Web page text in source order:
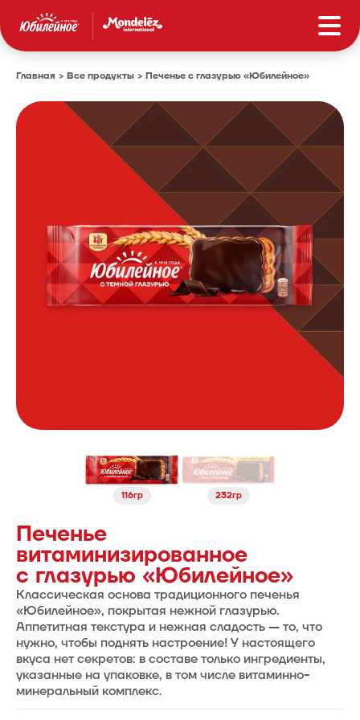
Главная Все продукты Печенье с глазурью «Юбилейное»
116гр 232гр
Печенье
витаминизированное
с глазурью «Юбилейное»
Классическая основа традиционного печенья
«Юбилейное», покрытая нежной глазурью.
Аппетитная текстура и нежная сладость — то, что
нужно, чтобы поднять настроение! У настоящего
вкуса нет секретов: в составе только ингредиенты,
указанные на упаковке, в том числе витаминно-
минеральный комплекс.